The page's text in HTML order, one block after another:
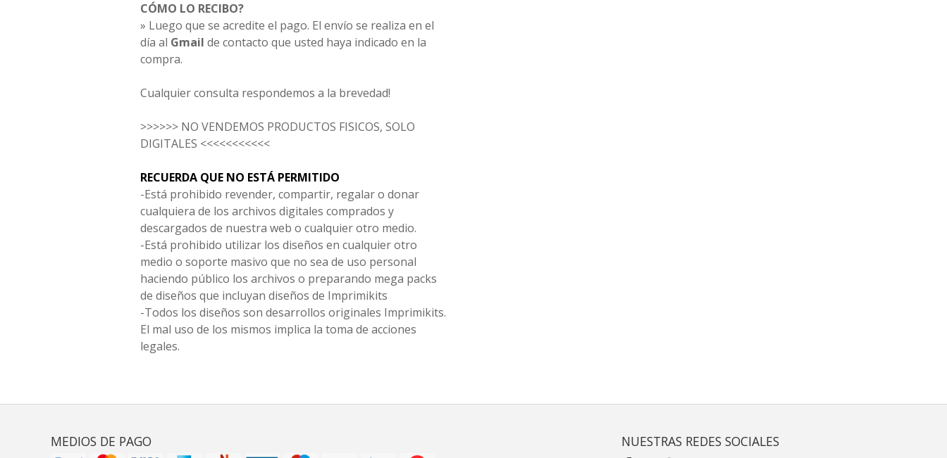
CÓMO LO RECIBO?
» Luego que se acredite el pago. El envío se realiza en el
día al Gmail de contacto que usted haya indicado en la
compra.
Cualquier consulta respondemos a la brevedad!
>>>>>> NO VENDEMOS PRODUCTOS FISICOS, SOLO
DIGITALES <<<<<<<<<<<
RECUERDA QUE NO ESTÁ PERMITIDO
-Está prohibido revender, compartir, regalar o donar
cualquiera de los archivos digitales comprados y
descargados de nuestra web o cualquier otro medio.
-Está prohibido utilizar los diseños en cualquier otro
medio o soporte masivo que no sea de uso personal
haciendo público los archivos o preparando mega packs
de diseños que incluyan diseños de Imprimikits
-Todos los diseños son desarrollos originales Imprimikits.
El mal uso de los mismos implica la toma de acciones
legales.
MEDIOS DE PAGO NUESTRAS REDES SOCIALES